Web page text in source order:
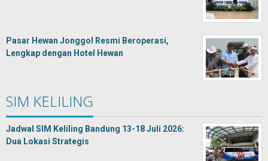
Pasar Hewan Jonggol Resmi Beroperasi,
Lengkap dengan Hotel Hewan
SIM KELILING
Jadwal SIM Keliling Bandung 13-18 Juli 2026:
Dua Lokasi Strategis